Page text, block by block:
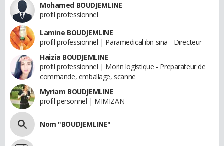
Mohamed BOUDJEMLINE
profil professionnel
Lamine BOUDJEMLINE
profil professionnel | Paramedical ibn sina - Directeur
Haizia BOUDJEMLINE
profil professionnel | Morin logistique - Preparateur de
commande, emballage, scanne
Myriam BOUDJEMLINE
profil personnel | MIMIZAN
Nom "BOUDJEMLINE"